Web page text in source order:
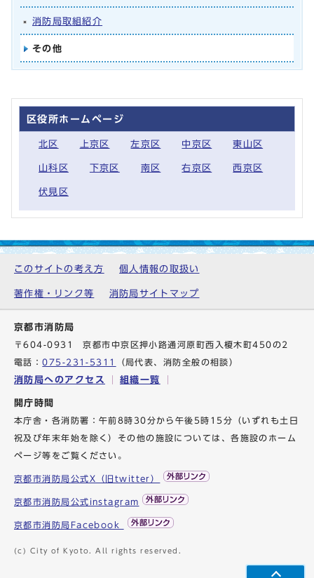
消防局取組紹介
その他
区役所ホームページ
北区 上京区 左京区 中京区 東山区
山科区 下京区 南区 右京区 西京区
伏見区
このサイトの考え方 個人情報の取扱い
著作権・リンク等 消防局サイトマップ
京都市消防局
〒604-0931 京都市中京区押小路通河原町西入榎木町450の2
電話：075-231-5311 （局代表、消防全般の相談）
消防局へのアクセス 組織一覧
開庁時間
本庁舎・各消防署：午前8時30分から午後5時15分（いずれも土日
祝及び年末年始を除く）その他の施設については、各施設のホーム
ページ等をご覧ください。
京都市消防局公式X（旧twitter）
京都市消防局公式instagram
京都市消防局Facebook
(c) City of Kyoto. All rights reserved.